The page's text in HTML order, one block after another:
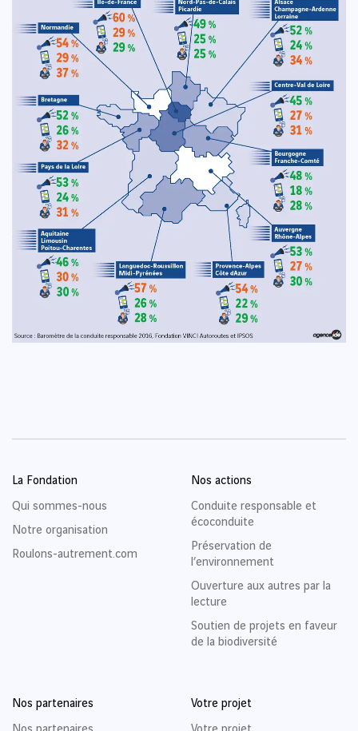
La Fondation
Qui sommes-nous
Notre organisation
Roulons-autrement.com
Nos actions
Conduite responsable et
écoconduite
Préservation de
l’environnement
Ouverture aux autres par la
lecture
Soutien de projets en faveur
de la biodiversité
Nos partenaires
Votre projet